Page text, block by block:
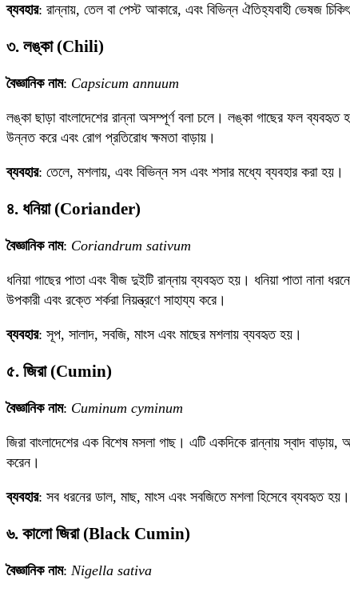
ব্যবহার: রান্নায়, তেল বা পেস্ট আকারে, এবং বিভিন্ন ঐতিহ্যবাহী ভেষজ
৩. লঙ্কা (Chili)
বৈজ্ঞানিক নাম: Capsicum annuum
লঙ্কা ছাড়া বাংলাদেশের রান্না অসম্পূর্ণ বলা চলে। লঙ্কা গাছের ফল ব্যবহৃত
উন্নত করে এবং রোগ প্রতিরোধ ক্ষমতা বাড়ায়।
ব্যবহার: তেলে, মশলায়, এবং বিভিন্ন সস এবং শসার মধ্যে ব্যবহার করা হয়।
৪. ধনিয়া (Coriander)
বৈজ্ঞানিক নাম: Coriandrum sativum
ধনিয়া গাছের পাতা এবং বীজ দুইটি রান্নায় ব্যবহৃত হয়। ধনিয়া পাতা নানা
উপকারী এবং রক্তে শর্করা নিয়ন্ত্রণে সাহায্য করে।
ব্যবহার: সূপ, সালাদ, সবজি, মাংস এবং মাছের মশলায় ব্যবহৃত হয়।
৫. জিরা (Cumin)
বৈজ্ঞানিক নাম: Cuminum cyminum
জিরা বাংলাদেশের এক বিশেষ মসলা গাছ। এটি একদিকে রান্নায় স্বাদ
করেন।
ব্যবহার: সব ধরনের ডাল, মাছ, মাংস এবং সবজিতে মশলা হিসেবে ব্যবহৃত হয়।
৬. কালো জিরা (Black Cumin)
বৈজ্ঞানিক নাম: Nigella sativa